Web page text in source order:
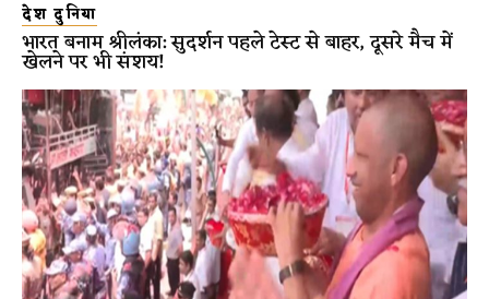
देश दुनिया
भारत बनाम श्रीलंका: सुदर्शन पहले टेस्ट से बाहर, दूसरे मैच में
खेलने पर भी संशय!